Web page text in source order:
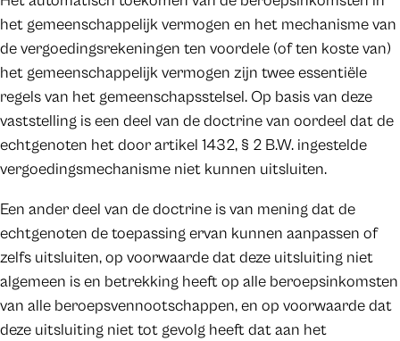
het gemeenschappelijk vermogen en het mechanisme van
de vergoedingsrekeningen ten voordele (of ten koste van)
het gemeenschappelijk vermogen zijn twee essentiële
regels van het gemeenschapsstelsel. Op basis van deze
vaststelling is een deel van de doctrine van oordeel dat de
echtgenoten het door artikel 1432, § 2 B.W. ingestelde
vergoedingsmechanisme niet kunnen uitsluiten.
Een ander deel van de doctrine is van mening dat de
echtgenoten de toepassing ervan kunnen aanpassen of
zelfs uitsluiten, op voorwaarde dat deze uitsluiting niet
algemeen is en betrekking heeft op alle beroepsinkomsten
van alle beroepsvennootschappen, en op voorwaarde dat
deze uitsluiting niet tot gevolg heeft dat aan het